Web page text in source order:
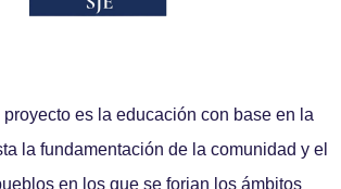
es la educación con base en la
la fundamentación de la comunidad y el
en los que se forjan los ámbitos